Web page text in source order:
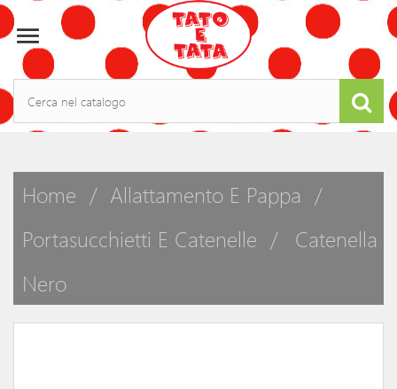

Home
Allattamento E Pappa
Portasucchietti E Catenelle
Catenella
Nero